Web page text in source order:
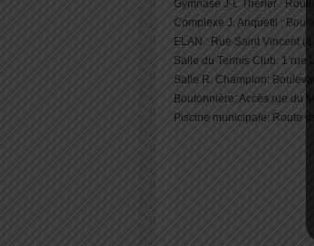
Gymnase J-L Thérier :
Complexe J. Anquetil :
ELAN : Rue Saint Vincent
Salle du Tennis Club: 1 rue
Salle R. Champion:
Boutonnière: Accès rue du
Piscine municipale: Route